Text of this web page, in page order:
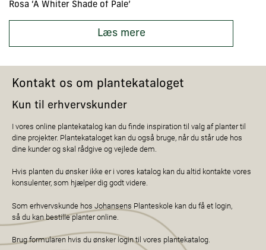
Rosa ‘A Whiter Shade of Pale’
Læs mere
Kontakt os om plantekataloget
Kun til erhvervskunder
I vores online plantekatalog kan du finde inspiration til valg af planter til
dine projekter. Plantekataloget kan du også bruge, når du står ude hos
dine kunder og skal rådgive og vejlede dem.
Hvis planten du ønsker ikke er i vores katalog kan du altid kontakte vores
konsulenter, som hjælper dig godt videre.
Som erhvervskunde hos Johansens Planteskole kan du få et login,
så du kan bestille planter online.
Brug formularen hvis du ønsker login til vores plantekatalog.